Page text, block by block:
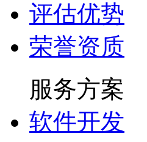
评估优势
荣誉资质
服务方案
软件开发